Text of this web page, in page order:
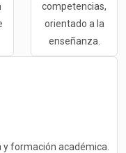
competencias,
orientado a la
enseñanza.
y formación académica.